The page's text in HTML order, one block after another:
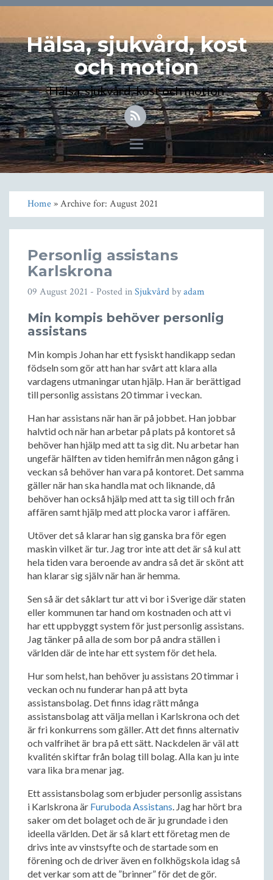
Hälsa, sjukvård, kost
och motion
Hälsa, sjukvård, kost och motion
Toggle
navigation
Home» Archive for: August 2021
Personlig assistans
Karlskrona
09 August 2021 - Posted inSjukvårdbyadam
Min kompis behöver personlig
assistans
Min kompis Johan har ett fysiskt handikapp sedan
födseln som gör att han har svårt att klara alla
vardagens utmaningar utan hjälp. Han är berättigad
till personlig assistans 20 timmar i veckan.
Han har assistans när han är på jobbet. Han jobbar
halvtid och när han arbetar på plats på kontoret så
behöver han hjälp med att ta sig dit. Nu arbetar han
ungefär hälften av tiden hemifrån men någon gång i
veckan så behöver han vara på kontoret. Det samma
gäller när han ska handla mat och liknande, då
behöver han också hjälp med att ta sig till och från
affären samt hjälp med att plocka varor i affären.
Utöver det så klarar han sig ganska bra för egen
maskin vilket är tur. Jag tror inte att det är så kul att
hela tiden vara beroende av andra så det är skönt att
han klarar sig själv när han är hemma.
Sen så är det såklart tur att vi bor i Sverige där staten
eller kommunen tar hand om kostnaden och att vi
har ett uppbyggt system för just personlig assistans.
Jag tänker på alla de som bor på andra ställen i
världen där de inte har ett system för det hela.
Hur som helst, han behöver ju assistans 20 timmar i
veckan och nu funderar han på att byta
assistansbolag. Det finns idag rätt många
assistansbolag att välja mellan i Karlskrona och det
är fri konkurrens som gäller. Att det finns alternativ
och valfrihet är bra på ett sätt. Nackdelen är väl att
kvalitén skiftar från bolag till bolag. Alla kan ju inte
vara lika bra menar jag.
Ett assistansbolag som erbjuder personlig assistans
i Karlskrona är Furuboda Assistans. Jag har hört bra
saker om det bolaget och de är ju grundade i den
ideella världen. Det är så klart ett företag men de
drivs inte av vinstsyfte och de startade som en
förening och de driver även en folkhögskola idag så
det verkar som att de ”brinner” för det de gör.